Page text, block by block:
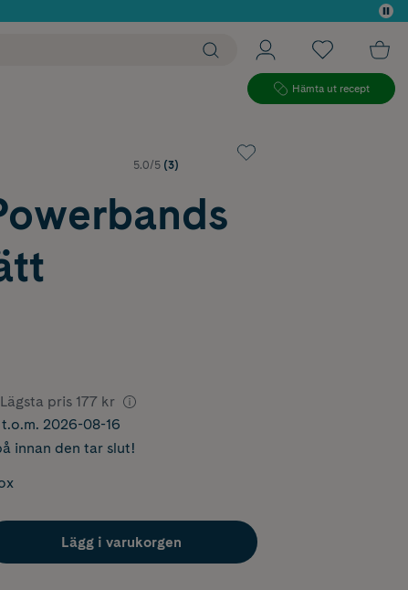
Hämta ut recept
5.0/5 (3)
Lägsta pris 177 kr
2026-08-16
innan den tar slut!
Lägg i varukorgen